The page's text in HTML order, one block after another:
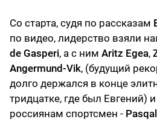
Со старта, судя по рассказам
по видео, лидерство взяли
de Gasperi, а с ним Aritz Egea,
Angermund-Vik, (будущий
долго держался в конце
тридцатке, где был Евгений)
россиянам спортсмен -